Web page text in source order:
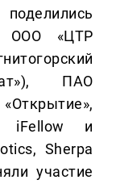
ООО «ЦТР
ПАО
iFellow и
Sherpa
участие